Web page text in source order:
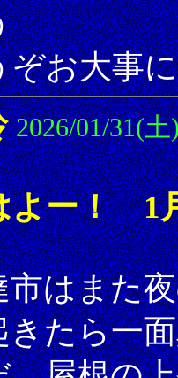
ぞお大事に
2026/01/31(土
よー！ 1
市はまた
きたら一